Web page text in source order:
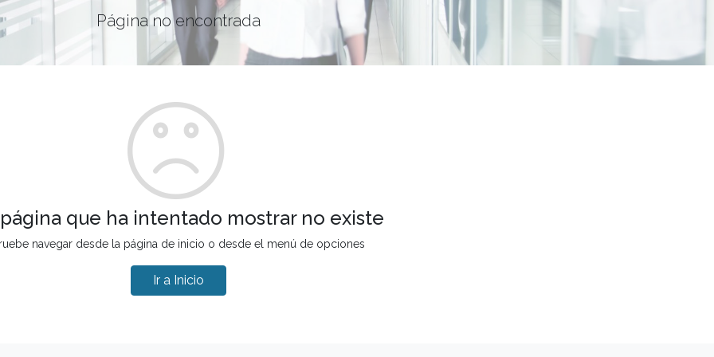
Página no encontrada
que ha intentado mostrar no existe
navegar desde la página de inicio o desde el menú de opciones
Ir a Inicio